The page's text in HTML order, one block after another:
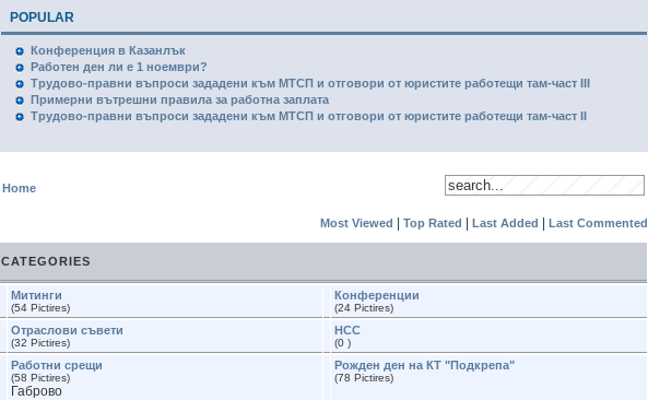
POPULAR
Конференция в Казанлък
Работен ден ли е 1 ноември?
Трудово-правни въпроси зададени към МТСП и отговори от юристите работещи там-част III
Примерни вътрешни правила за работна заплата
Трудово-правни въпроси зададени към МТСП и отговори от юристите работещи там-част II
Home
Most Viewed Top Rated Last Added Last Commented
CATEGORIES
Митинги
(54 Pictires)
Конференции
(24 Pictires)
Отраслови съвети
(32 Pictires)
НСС
(0 )
Работни срещи
(58 Pictires)
Габрово
Рожден ден на КТ "Подкрепа"
(78 Pictires)